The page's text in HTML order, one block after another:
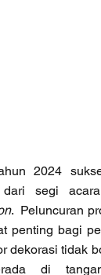
2024
segi
.  Peluncuran
penting bagi
dekorasi tidak